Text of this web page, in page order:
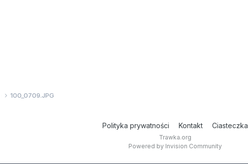
100_0709.JPG
Polityka prywatności Kontakt Ciasteczka
Trawka.org
Powered by Invision Community